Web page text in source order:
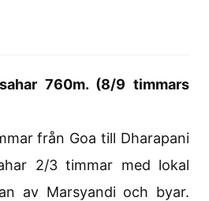
760m. (8/9 timmars
från Goa till Dharapani
2/3 timmar med lokal
av Marsyandi och byar.